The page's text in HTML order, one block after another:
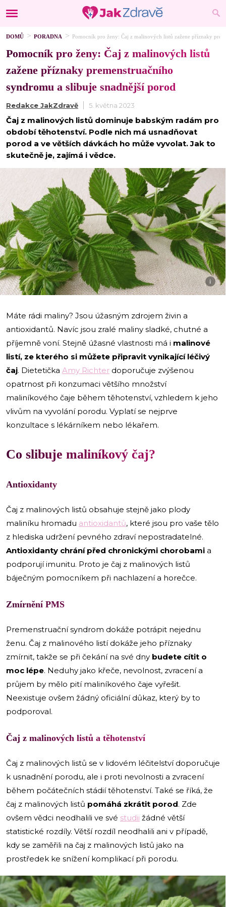
DOMŮ PORADNA Pomocník pro ženy: Čaj z malinových listů zažene příznaky
Pomocník pro ženy: Čaj z malinových listů
zažene příznaky premenstruačního
syndromu a slibuje snadnější porod
Redakce JakZdravě 5. května 2023
Čaj z malinových listů dominuje babským radám pro
období těhotenství. Podle nich má usnadňovat
porod a ve větších dávkách ho může vyvolat. Jak to
skutečně je, zajímá i vědce.
i
Máte rádi maliny? Jsou úžasným zdrojem živin a
antioxidantů. Navíc jsou zralé maliny sladké, chutné a
příjemně voní. Stejně úžasné vlastnosti má i malinové
listí, ze kterého si můžete připravit vynikající léčivý
čaj. Dietetička Amy Richter doporučuje zvýšenou
opatrnost při konzumaci většího množství
maliníkového čaje během těhotenství, vzhledem k jeho
vlivům na vyvolání porodu. Vyplatí se nejprve
konzultace s lékárníkem nebo lékařem.
Co slibuje maliníkový čaj?
Antioxidanty
Čaj z malinových listů obsahuje stejně jako plody
maliníku hromadu antioxidantů, které jsou pro vaše tělo
z hlediska udržení pevného zdraví nepostradatelné.
Antioxidanty chrání před chronickými chorobami a
podporují imunitu. Proto je čaj z malinových listů
báječným pomocníkem při nachlazení a horečce.
Zmírnění PMS
Premenstruační syndrom dokáže potrápit nejednu
ženu. Čaj z malinového listí dokáže jeho příznaky
zmírnit, takže se při čekání na své dny budete cítit o
moc lépe. Neduhy jako křeče, nevolnost, zvracení a
průjem by mělo pití maliníkového čaje vyřešit.
Neexistuje ovšem žádný oficiální důkaz, který by to
podporoval.
Čaj z malinových listů a těhotenství
Čaj z malinových listů se v lidovém léčitelství doporučuje
k usnadnění porodu, ale i proti nevolnosti a zvracení
během počátečních stádií těhotenství. Také se říká, že
čaj z malinových listů pomáhá zkrátit porod. Zde
ovšem vědci neodhalili ve své studii žádné větší
statistické rozdíly. Větší rozdíl neodhalili ani v případě,
kdy se zaměřili na čaj z malinových listů jako na
prostředek ke snížení komplikací při porodu.